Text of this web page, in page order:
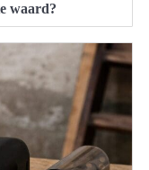
waard?